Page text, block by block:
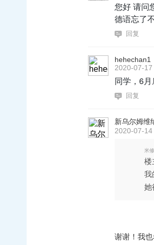
您好 请问
德语忘了
回复
hehechan1
2020-07-
同学，6
回复
新乌尔姆维
2020-07-
米
楼
我
她
谢谢！我